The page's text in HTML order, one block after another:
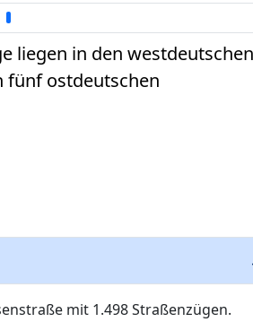
liegen in den westdeutschen
fünf ostdeutschen
mit 1.498 Straßenzügen.